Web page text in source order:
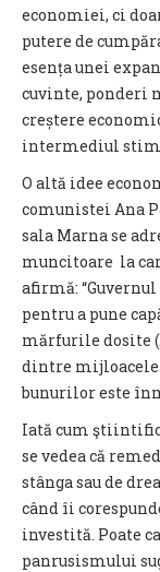
economiei, ci
putere de
esența unei
cuvinte, ponderi
creștere
intermediul
O altă idee
comunistei Ana
sala Marna se
muncitoare la
afirmă:
pentru a pune
mărfurile dosite
dintre mijloacele
bunurilor este
Iată cum ştiintific
se vedea că
stânga sau de
când îi
investită. Poate
panrusismului